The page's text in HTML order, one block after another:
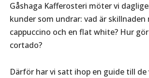
Gåshaga Kafferosteri möter vi
kunder som undrar: vad är skillnaden
cappuccino och en flat white? Hur
cortado?
Därför har vi satt ihop en guide till de